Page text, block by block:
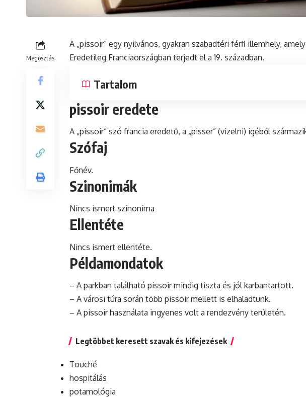
Megosztás
A „pissoir” egy nyilvános, gyakran szabadtéri férfi illemhely,
Eredetileg Franciaországban terjedt el a 19. században.
Tartalom
pissoir eredete
A „pissoir” szó francia eredetű, a „pisser” (vizelni) igéből
Szófaj
Főnév.
Szinonimák
Nincs ismert szinonima
Ellentéte
Nincs ismert ellentéte.
Példamondatok
– A parkban található pissoir mindig tiszta és jól karbantartott.
– A városi túra során több pissoir mellett is elhaladtunk.
– A pissoir használata ingyenes volt a rendezvény területén.
Legtöbbet keresett szavak és kifejezések
Touché
hospitálás
potamológia